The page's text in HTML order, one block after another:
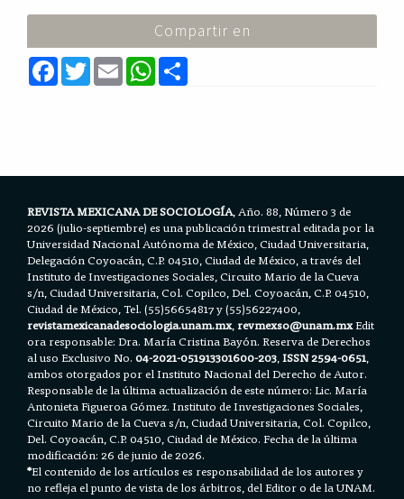
Compartir en
F
a
c
T
w
E
m
a
W
h
a
REVISTA MEXICANA DE SOCIOLOGÍA, Año. 88, Número 3 de
2026 (julio-septiembre) es una publicación trimestral editada por la
Universidad Nacional Autónoma de México, Ciudad Universitaria,
Delegación Coyoacán, C.P. 04510, Ciudad de México, a través del
Instituto de Investigaciones Sociales, Circuito Mario de la Cueva
s/n, Ciudad Universitaria, Col. Copilco, Del. Coyoacán, C.P. 04510,
Ciudad de México, Tel. (55)56654817 y (55)56227400,
revistamexicanadesociologia.unam.mx,revmexso@unam.mxEdit
ora responsable: Dra. María Cristina Bayón. Reserva de Derechos
al uso Exclusivo No.04-2021-051913301600-203,ISSN 2594-0651,
ambos otorgados por el Instituto Nacional del Derecho de Autor.
Responsable de la última actualización de este número: Lic. María
Antonieta Figueroa Gómez. Instituto de Investigaciones Sociales,
Circuito Mario de la Cueva s/n, Ciudad Universitaria, Col. Copilco,
Del. Coyoacán, C.P. 04510, Ciudad de México. Fecha de la última
modificación: 26 de junio de 2026.
*El contenido de los artículos es responsabilidad de los autores y
no refleja el punto de vista de los árbitros, del Editor o de la UNAM.